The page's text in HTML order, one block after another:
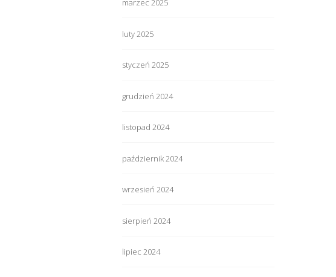
marzec 2025
luty 2025
styczeń 2025
grudzień 2024
listopad 2024
październik 2024
wrzesień 2024
sierpień 2024
lipiec 2024